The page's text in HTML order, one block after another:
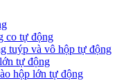
co tự động
tuýp và vô hộp tự động
tự động
hộp lớn tự động